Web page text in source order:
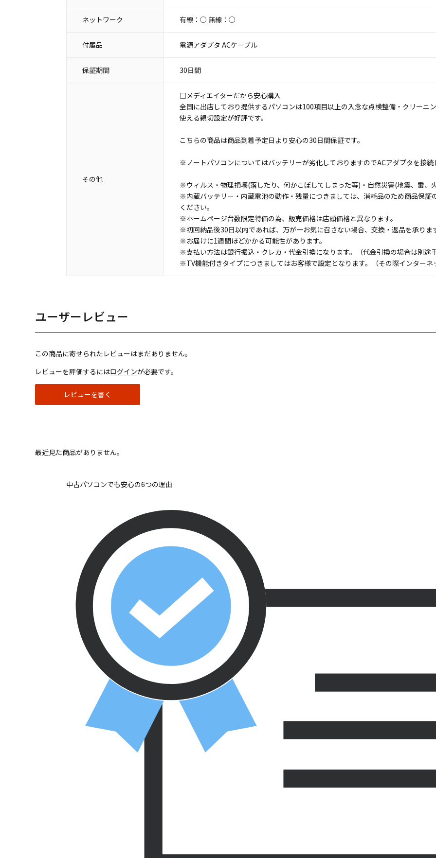
ネットワーク 有線：○ 無線：○
付属品 電源アダプタ ACケーブル
保証期間 30日間
その他
□メディエイターだから安心購入
全国に出店しており提供するパソコンは100項目以上の入念な点検整備・クリーニ
使える親切設定が好評です。
こちらの商品は商品到着予定日より安心の30日間保証です。
※ノートパソコンについてはバッテリーが劣化しておりますのでACアダプタを接続
※ウィルス・物理損壊(落したり、何かこぼしてしまった等)・自然災害(地震、雷、
※内蔵バッテリー・内蔵電池の動作・残量につきましては、消耗品のため商品保証
ください。
※ホームページ台数限定特価の為、販売価格は店頭価格と異なります。
※初回納品後30日以内であれば、万が一お気に召さない場合、交換・返品を承りま
※お届けに1週間ほどかかる可能性があります。
※支払い方法は銀行振込・クレカ・代金引換になります。（代金引換の場合は別途
※TV機能付きタイプにつきましてはお客様で設定となります。（その際インターネ
ユーザーレビュー
この商品に寄せられたレビューはまだありません。
レビューを評価するにはログインが必要です。
レビューを書く
最近見た商品がありません。
中古パソコンでも安心の6つの理由